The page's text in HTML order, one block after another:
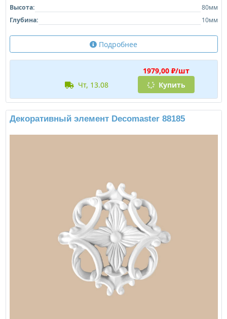
Высота:
80мм
Глубина:
10мм
Подробнее
1979,00 ₽/шт
чт, 13.08
Купить
Декоративный элемент Decomaster 88185